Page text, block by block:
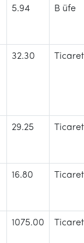
5.94 B üfe
32.30
29.25
16.80
1075.00